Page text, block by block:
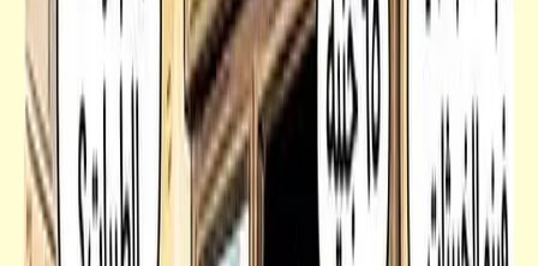
قصص_قصص عالمية
الأدلة المادية على وجود الله | محمد متولي
الشعراوي | الفصل الخامس: الأدلة المادية (1)